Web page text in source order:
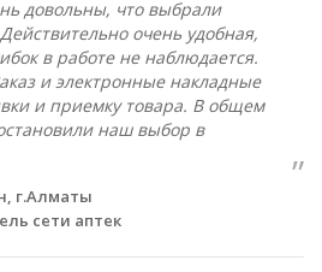
довольны, что выбрали
очень удобная,
в работе не наблюдается.
и электронные накладные
и приемку товара. В общем
наш выбор в
г.Алматы
сети аптек